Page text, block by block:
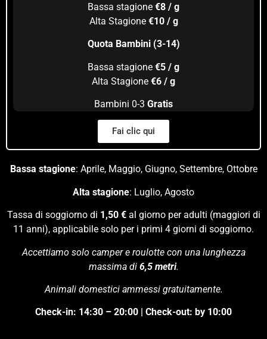
Bassa stagione €8 / g
Alta Stagione €10 / g
Quota Bambini (3-14)
Bassa stagione €5 / g
Alta Stagione €6 / g
Bambini 0-3 Gratis
Fai clic qui
Bassa stagione: Aprile, Maggio, Giugno, Settembre, Ottobre
Alta stagione: Luglio, Agosto
Tassa di soggiorno di 1,50 €al giorno per adulti (maggiori di
11 anni), applicabile solo per i primi 4 giorni di soggiorno.
Accettiamo solo camper e roulotte con una lunghezza
massima di 6,5 metri.
Animali domestici ammessi gratuitamente.
Check-in: 14:30 – 20:00 | Check-out: by 10:00